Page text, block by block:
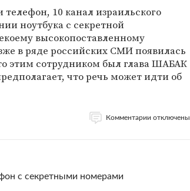
10 канал израильского
ноутбука с секретной
высокопоставленному
в ряде российских СМИ появилась
этим сотрудником был глава ШАБАК
что речь может идти об
Комментарии отключены
с секретными номерами